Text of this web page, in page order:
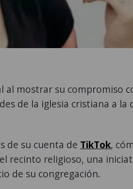
al mostrar su compromiso
de la iglesia cristiana a la
de su cuenta de TikTok,
recinto religioso, una
de su congregación.